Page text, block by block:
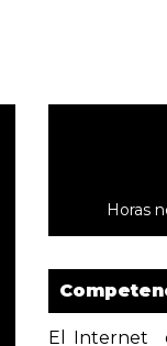
Horas
El Internet